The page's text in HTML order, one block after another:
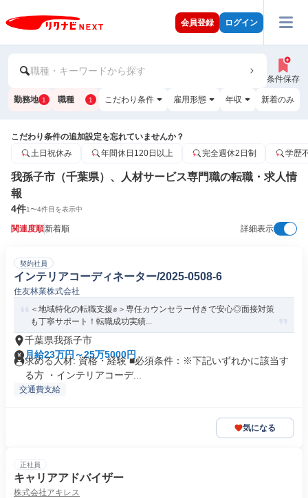
会員登録 ログイン
職種・キーワードから探す
条件保存
勤務地 1 職種 1 こだわり条件 雇用形態 年収 新着のみ
こだわり条件の追加設定を忘れていませんか？
土日祝休み
年間休日120日以上 完全週休2日制 学歴
我孫子市（千葉県）、人材サービス専門職の転職・求人情
報
4件1〜4件目を表示中
関連度順新着順 詳細表示
契約社員
インテリアコーディネーター/2025-0508-6
住友林業株式会社
＜地域特化の転職支援✊️＞専任カウンセラー付きで安心◎面接対策
も丁寧サポート！転職成功実績...
千葉県我孫子市
月給23万円～25万5000円
求める人材: 資格・経験 ■必須条件：※下記いずれかに該当す
る方 ・インテリアコーデ...
交通費支給
気になる
正社員
キャリアアドバイザー
株式会社アキレス